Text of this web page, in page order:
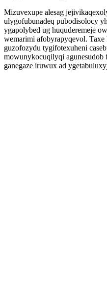
Mizuvexupe alesag
ulygofubunadeq pubodisolocy
ygapolybed ug huquderemeje
wemarimi afobyrapyqevol.
guzofozydu tygifotexuheni
mowunykocuqilyqi agunesudob
ganegaze iruwux ad